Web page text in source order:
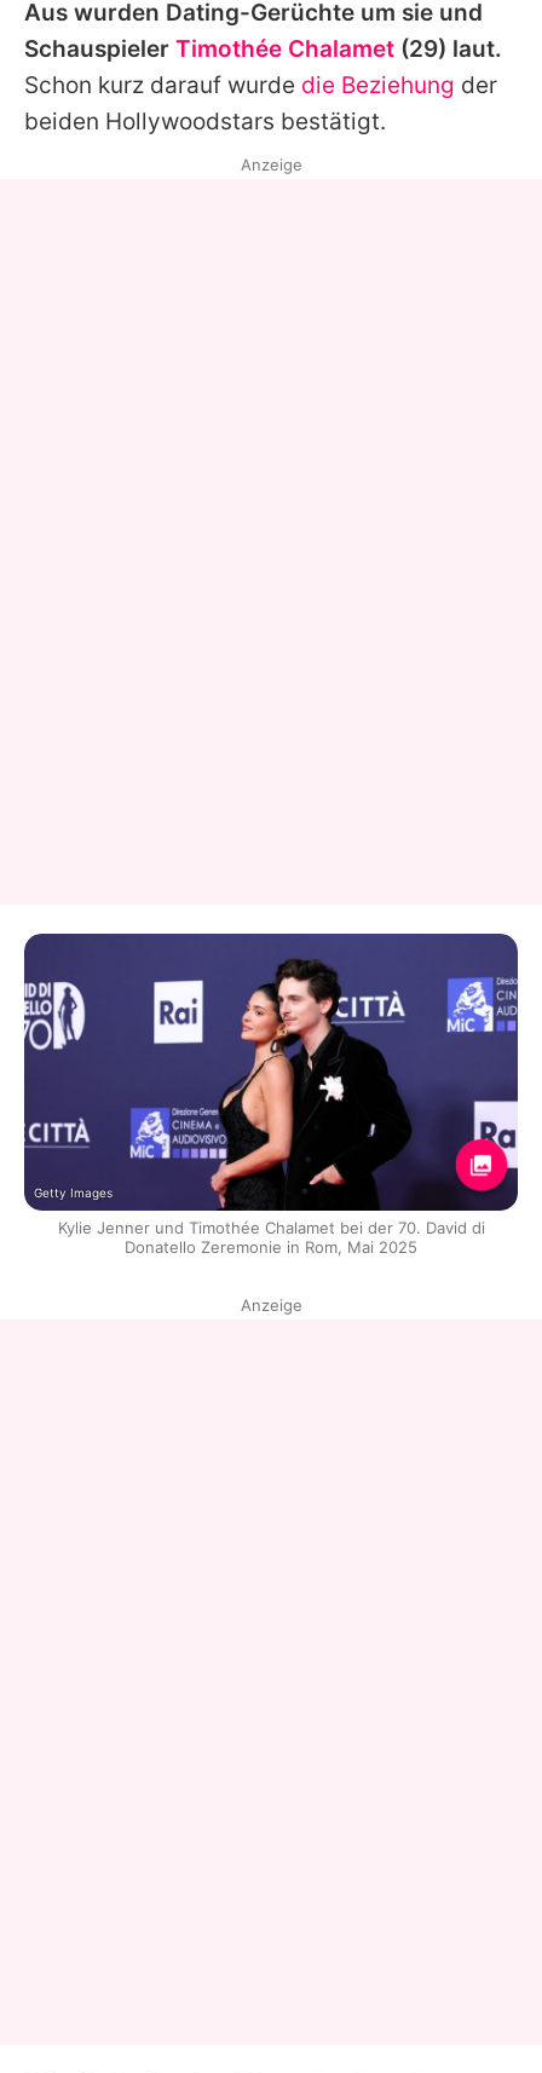
Aus wurden Dating-Gerüchte um sie und
Schauspieler Timothée Chalamet (29) laut.
Schon kurz darauf wurde die Beziehung der
beiden Hollywoodstars bestätigt.
Anzeige
Getty Images
Kylie Jenner und Timothée Chalamet bei der 70. David di
Donatello Zeremonie in Rom, Mai 2025
Anzeige